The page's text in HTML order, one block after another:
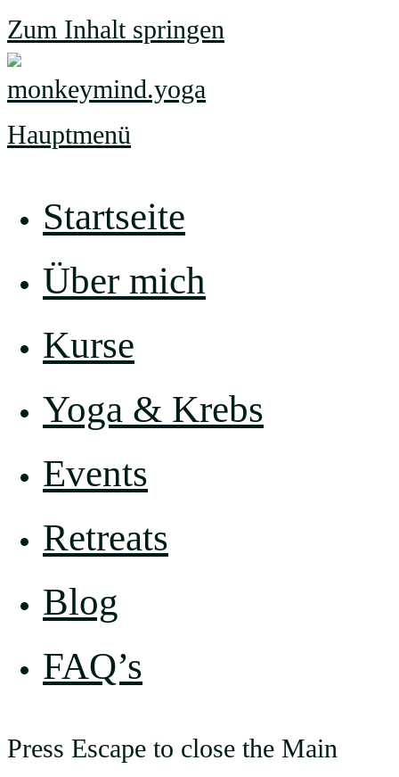
Zum Inhalt springen
Hauptmenü
Startseite
Über mich
Kurse
Yoga & Krebs
Events
Retreats
Blog
FAQ’s
Press Escape to close the Main